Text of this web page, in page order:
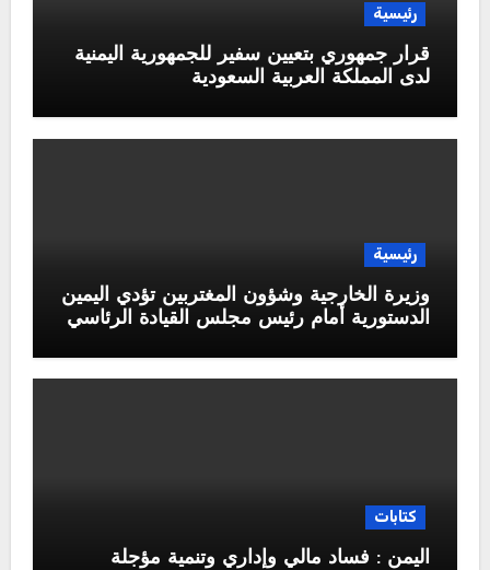
رئيسية
قرار جمهوري بتعيين سفير للجمهورية اليمنية
لدى المملكة العربية السعودية
رئيسية
وزيرة الخارجية وشؤون المغتربين تؤدي اليمين
الدستورية أمام رئيس مجلس القيادة الرئاسي
كتابات
اليمن : فساد مالي وإداري وتنمية مؤجلة